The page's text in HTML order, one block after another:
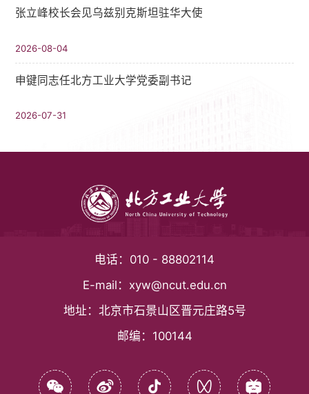
张立峰校长会见乌兹别克斯坦驻华大使
2026-08-04
申键同志任北方工业大学党委副书记
2026-07-31
电话： 010 - 88802114
E-mail： xyw@ncut.edu.cn
地址： 北京市石景山区晋元庄路5号
邮编： 100144